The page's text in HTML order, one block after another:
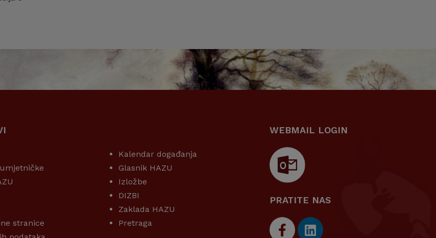
stranice
Kalendar događanja
Glasnik HAZU
Izložbe
DIZBI
Zaklada HAZU
Pretraga
WEBMAIL LOGIN
PRATITE NAS